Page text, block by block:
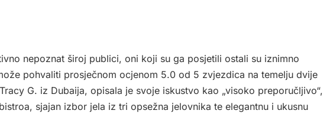
nepoznat široj publici, oni koji su ga posjetili ostali su iznimno
pohvaliti prosječnom ocjenom 5.0 od 5 zvjezdica na temelju dvije
G. iz Dubaija, opisala je svoje iskustvo kao „visoko preporučljivo“,
sjajan izbor jela iz tri opsežna jelovnika te elegantnu i ukusnu